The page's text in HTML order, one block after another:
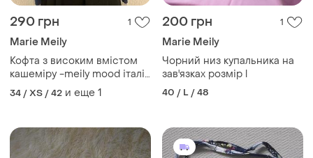
290 грн 1
Marie Meily
Кофта з високим вмістом
кашеміру -meily mood італія
xs
34 / XS / 42 и еще 1
200 грн 1
Marie Meily
Чорний низ купальника на
зав'язках розмір l
40 / L / 48